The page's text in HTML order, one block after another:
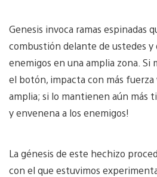
Genesis invoca ramas espinadas
combustión delante de ustedes y
enemigos en una amplia zona. Si
el botón, impacta con más fuerza
amplia; si lo mantienen aún más
y envenena a los enemigos!
La génesis de este hechizo
con el que estuvimos